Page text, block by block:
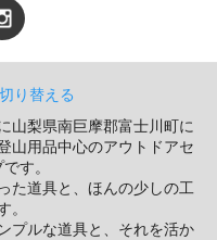
り替える
山梨県南巨摩郡富士川町に
山用品中心のアウトドアセ
す。
た道具と、ほんの少しの工
。
プルな道具と、それを活か